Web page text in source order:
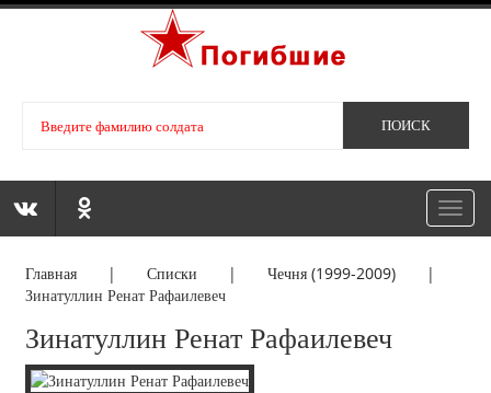
Главная |Списки | Чечня (1999-2009)|
Зинатуллин Ренат Рафаилевеч
Зинатуллин Ренат Рафаилевеч